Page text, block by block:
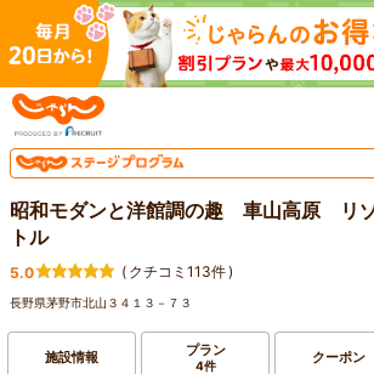
昭和モダンと洋館調の趣 車山高原 リ
トル
5.0 ( クチコミ113件)
長野県茅野市北山３４１３－７３
施設情報 プラン
4件 クーポン